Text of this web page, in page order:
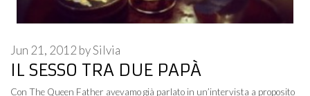
IL SESSO TRA DUE PAPÀ
Jun 21, 2012 bySilvia
Con The Queen Father avevamo già parlato in un’intervista a proposito